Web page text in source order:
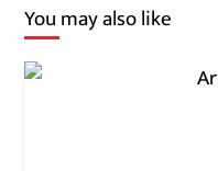
You may also like